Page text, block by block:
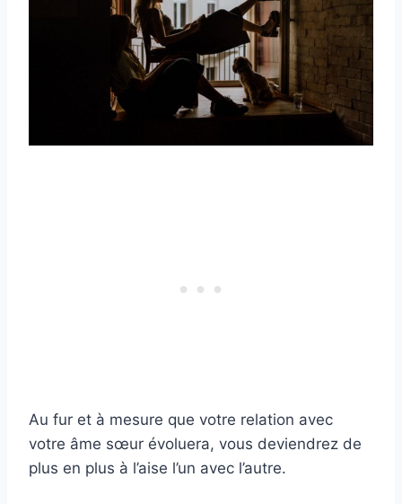
Au fur et à mesure que votre relation avec
votre âme sœur évoluera, vous deviendrez de
plus en plus à l’aise l’un avec l’autre.